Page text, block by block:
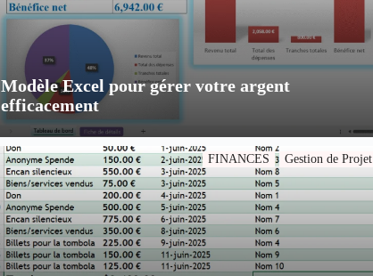
Modèle Excel pour gérer votre argent
efficacement
FINANCES Gestion de Projet